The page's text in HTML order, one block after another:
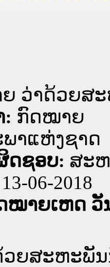
ວ່າດ້ວຍສ
: ກົດໝາຍ
າແຫ່ງຊາດ
ດຊອບ: ສະ
13-06-2018
ໝາຍເຫດ ວັ
ຍສະຫະພັນ